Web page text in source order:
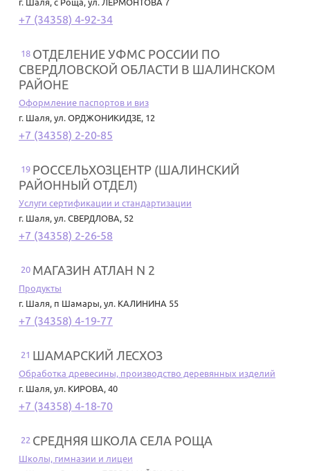
г. Шаля, с Роща, ул. ЛЕРМОНТОВА 7
+7 (34358) 4-92-34
18 ОТДЕЛЕНИЕ УФМС РОССИИ ПО
СВЕРДЛОВСКОЙ ОБЛАСТИ В ШАЛИНСКОМ
РАЙОНЕ
Оформление паспортов и виз
г. Шаля, ул. ОРДЖОНИКИДЗЕ, 12
+7 (34358) 2-20-85
19 РОССЕЛЬХОЗЦЕНТР (ШАЛИНСКИЙ
РАЙОННЫЙ ОТДЕЛ)
Услуги сертификации и стандартизации
г. Шаля, ул. СВЕРДЛОВА, 52
+7 (34358) 2-26-58
20 МАГАЗИН АТЛАН N 2
Продукты
г. Шаля, п Шамары, ул. КАЛИНИНА 55
+7 (34358) 4-19-77
21 ШАМАРСКИЙ ЛЕСХОЗ
Обработка древесины, производство деревянных изделий
г. Шаля, ул. КИРОВА, 40
+7 (34358) 4-18-70
22 СРЕДНЯЯ ШКОЛА СЕЛА РОЩА
Школы, гимназии и лицеи